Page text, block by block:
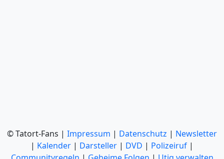
© Tatort-Fans | Impressum | Datenschutz | Newsletter
| Kalender | Darsteller | DVD | Polizeiruf |